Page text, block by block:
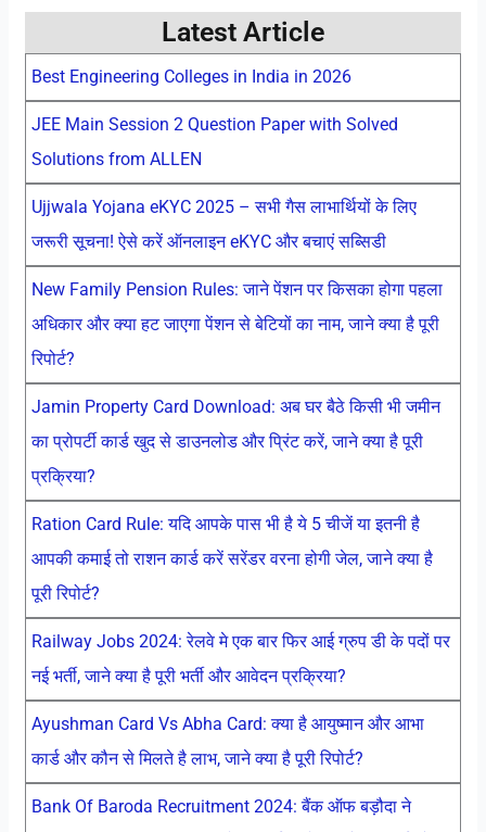
Latest Article
Best Engineering Colleges in India in 2026
JEE Main Session 2 Question Paper with Solved
Solutions from ALLEN
Ujjwala Yojana eKYC 2025 – सभी गैस लाभार्थियों के लिए
जरूरी सूचना! ऐसे करें ऑनलाइन eKYC और बचाएं सब्सिडी
New Family Pension Rules: जाने पेंशन पर किसका होगा पहला
अधिकार और क्या हट जाएगा पेंशन से बेटियों का नाम, जाने क्या है पूरी
रिपोर्ट?
Jamin Property Card Download: अब घर बैठे किसी भी जमीन
का प्रोपर्टी कार्ड खुद से डाउनलोड और प्रिंट करें, जाने क्या है पूरी
प्रक्रिया?
Ration Card Rule: यदि आपके पास भी है ये 5 चीजें या इतनी है
आपकी कमाई तो राशन कार्ड करें सरेंडर वरना होगी जेल, जाने क्या है
पूरी रिपोर्ट?
Railway Jobs 2024: रेलवे मे एक बार फिर आई ग्रुप डी के पदों पर
नई भर्ती, जाने क्या है पूरी भर्ती और आवेदन प्रक्रिया?
Ayushman Card Vs Abha Card: क्या है आयुष्मान और आभा
कार्ड और कौन से मिलते है लाभ, जाने क्या है पूरी रिपोर्ट?
Bank Of Baroda Recruitment 2024: बैंक ऑफ बड़ौदा ने